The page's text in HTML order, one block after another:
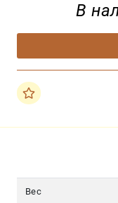
В
Вес